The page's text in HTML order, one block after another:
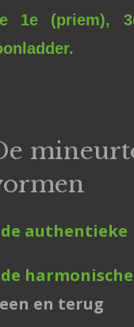
1e (priem),
de authentieke
de harmonische
en terug